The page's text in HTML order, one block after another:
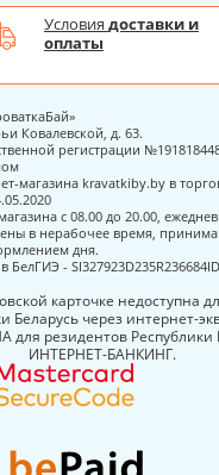
Условия доставки и
оплаты
Ковалевской, д. 63.
регистрации
магазина kravatkiby.by в
с 08.00 до 20.00,
в нерабочее время,
дня.
-
карточке недоступна
Беларусь через интернет-
резидентов Республики
ИНТЕРНЕТ-БАНКИНГ.